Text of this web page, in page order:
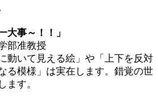
大事～！！」
部准教授
動いて見える絵」や「上下を反対
る模様」は実在します。錯覚の世
ます。